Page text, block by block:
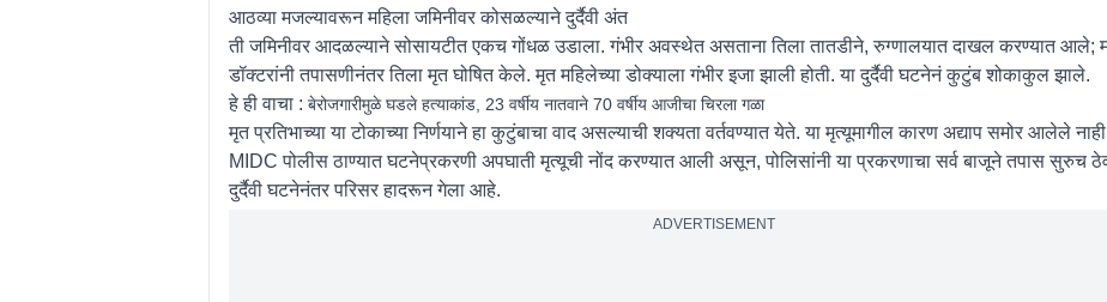
आठव्या मजल्यावरून महिला जमिनीवर कोसळल्याने दुर्दैवी अंत
ती जमिनीवर आदळल्याने सोसायटीत एकच गोंधळ उडाला. गंभीर अवस्थेत असताना तिला तातडीने, रुग्णालयात दाखल करण्यात आले;
डॉक्टरांनी तपासणीनंतर तिला मृत घोषित केले. मृत महिलेच्या डोक्याला गंभीर इजा झाली होती. या दुर्दैवी घटनेनं कुटुंब शोकाकुल झाले.
हे ही वाचा : बेरोजगारीमुळे घडले हत्याकांड, 23 वर्षीय नातवाने 70 वर्षीय आजीचा चिरला गळा
मृत प्रतिभाच्या या टोकाच्या निर्णयाने हा कुटुंबाचा वाद असल्याची शक्यता वर्तवण्यात येते. या मृत्यूमागील कारण अद्याप समोर आलेले
MIDC पोलीस ठाण्यात घटनेप्रकरणी अपघाती मृत्यूची नोंद करण्यात आली असून, पोलिसांनी या प्रकरणाचा सर्व बाजूने तपास सुरुच
दुर्दैवी घटनेनंतर परिसर हादरून गेला आहे.
ADVERTISEMENT